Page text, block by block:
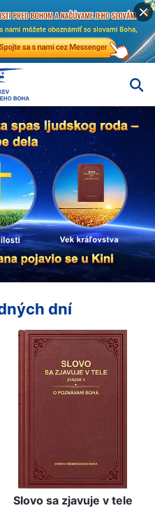
dní
Slovo sa zjavuje v tele